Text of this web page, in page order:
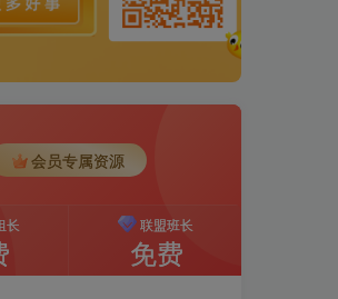
会员专属资源
长 联盟班长
免费